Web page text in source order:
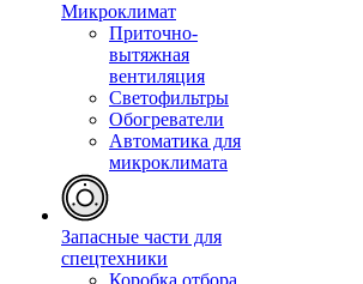
Микроклимат
Приточно-
вытяжная
вентиляция
Светофильтры
Обогреватели
Автоматика для
микроклимата
Запасные части для
спецтехники
Коробка отбора